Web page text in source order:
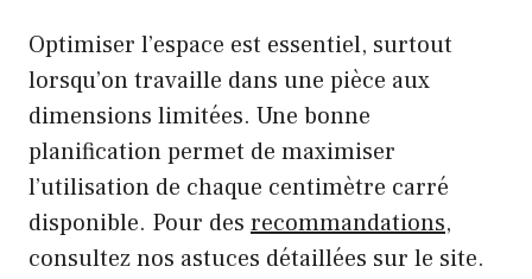
Optimiser l’espace est essentiel, surtout
lorsqu’on travaille dans une pièce aux
dimensions limitées. Une bonne
planification permet de maximiser
l’utilisation de chaque centimètre carré
disponible. Pour des recommandations,
consultez nos astuces détaillées sur le site.